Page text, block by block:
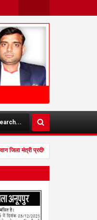
Twit
Face
Boo
K
मंत्री प्रदीप मिश्रा ने सभी युवाओं से